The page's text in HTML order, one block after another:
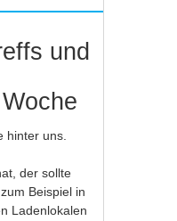
und
hinter uns.
der sollte
Beispiel in
Ladenlokalen